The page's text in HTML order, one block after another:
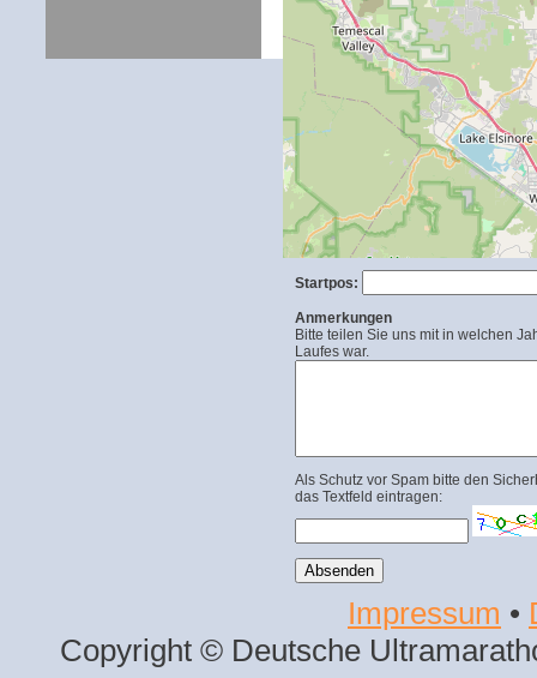
Startpos:
Anmerkungen
Bitte teilen Sie uns mit in welchen
Laufes war.
Als Schutz vor Spam bitte den
das Textfeld eintragen:
Impressum •
Copyright © Deutsche